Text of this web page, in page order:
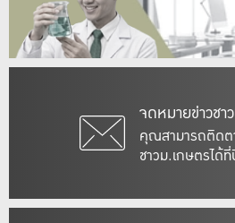
จดหมายข่าวชา
คุณสามารถติดต
ชาวม.เกษตรได้